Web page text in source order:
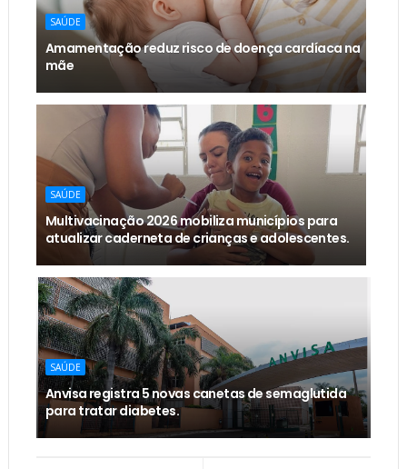
SAÚDE
Amamentação reduz risco de doença cardíaca na
mãe
SAÚDE
Multivacinação 2026 mobiliza municípios para
atualizar caderneta de crianças e adolescentes.
SAÚDE
Anvisa registra 5 novas canetas de semaglutida
para tratar diabetes.